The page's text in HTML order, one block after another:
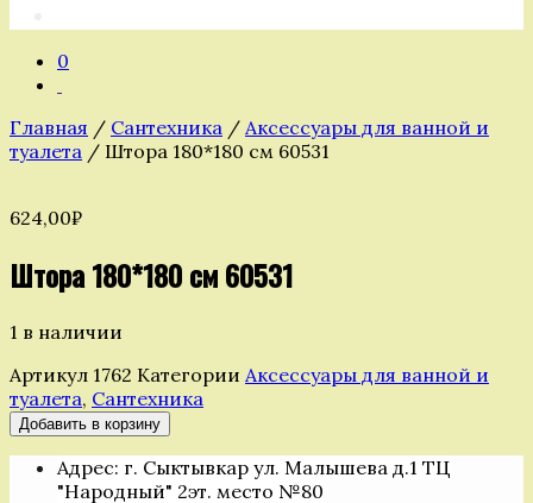
0
Главная / Сантехника / Аксессуары для ванной и
туалета / Штора 180*180 см 60531
624,00₽
Штора 180*180 см 60531
1 в наличии
Артикул 1762 Категории Аксессуары для ванной и
туалета, Сантехника
Количество
товара
Штора
180*180
Добавить в корзину
Адрес: г. Сыктывкар ул. Малышева д.1 ТЦ
"Народный" 2эт. место №80